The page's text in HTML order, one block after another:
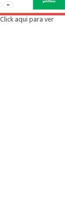
Click aqui para ver